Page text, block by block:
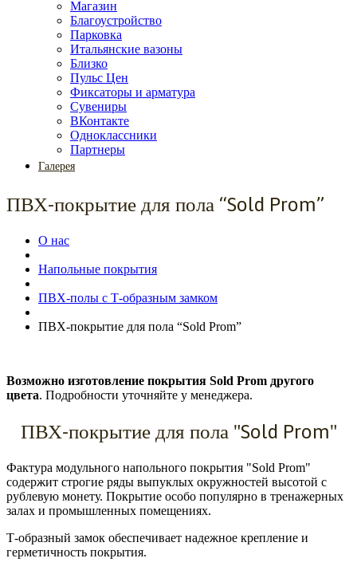
Магазин
Благоустройство
Парковка
Итальянские вазоны
Близко
Пульс Цен
Фиксаторы и арматура
Сувениры
ВКонтакте
Одноклассники
Партнеры
Галерея
ПВХ-покрытие для пола “Sold Prom”
О нас
Напольные покрытия
ПВХ-полы с Т-образным замком
ПВХ-покрытие для пола “Sold Prom”
Возможно изготовление покрытия Sold Prom другого
цвета. Подробности уточняйте у менеджера.
ПВХ-покрытие для пола "Sold Prom"
Фактура модульного напольного покрытия "Sold Prom"
содержит строгие ряды выпуклых окружностей высотой с
рублевую монету. Покрытие особо популярно в тренажерных
залах и промышленных помещениях.
Т-образный замок обеспечивает надежное крепление и
герметичность покрытия.